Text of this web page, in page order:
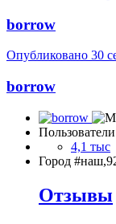
borrow
Опубликовано 30
borrow
Пользователи
4,1 тыс
Город
Отзывы